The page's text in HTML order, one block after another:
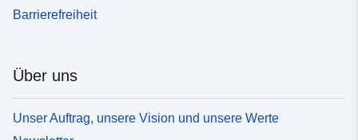
Barrierefreiheit
Über uns
Unser Auftrag, unsere Vision und unsere Werte